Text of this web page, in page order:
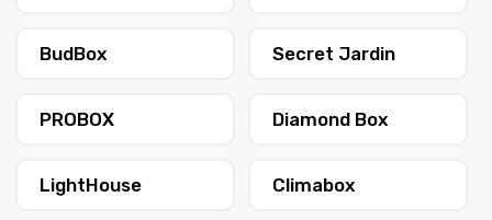
BudBox Secret Jardin
PROBOX Diamond Box
LightHouse Climabox